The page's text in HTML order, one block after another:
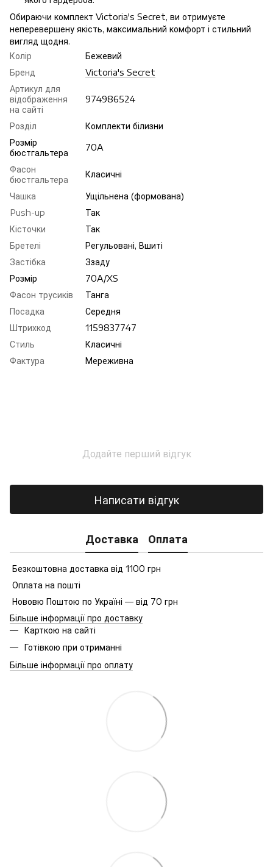
Обираючи комплект Victoria's Secret, ви отримуєте
неперевершену якість, максимальний комфорт і стильний
вигляд щодня.
Колір
Бежевий
Бренд
Victoria's Secret
Артикул для
відображення
на сайті
974986524
Розділ
Комплекти білизни
Розмір
бюстгальтера
70A
Фасон
бюстгальтера
Класичні
Чашка
Ущільнена (формована)
Push-up
Так
Кісточки
Так
Бретелі
Регульовані, Вшиті
Застібка
Ззаду
Розмір
70A/XS
Фасон трусиків
Танга
Посадка
Середня
Штрихкод
1159837747
Стиль
Класичні
Фактура
Мереживна
Додайте перший відгук
Написати відгук
Доставка Оплата
Безкоштовна доставка від 1100 грн
Оплата на пошті
Нововю Поштою по Україні — від 70 грн
Більше інформації про доставку
Карткою на сайті
Готівкою при отриманні
Більше інформації про оплату